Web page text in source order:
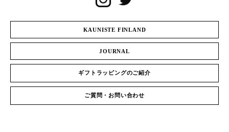
KAUNISTE FINLAND
JOURNAL
ギフトラッピングのご紹介
ご質問・お問い合わせ